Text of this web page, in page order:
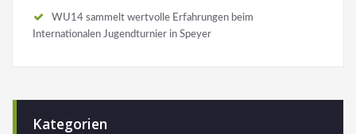
WU14 sammelt wertvolle Erfahrungen beim
Internationalen Jugendturnier in Speyer
Kategorien